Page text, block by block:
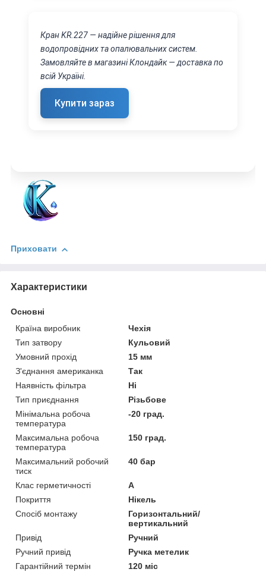
Кран KR.227 — надійне рішення для
водопровідних та опалювальних систем.
Замовляйте в магазині Клондайк — доставка по
всій Україні.
Купити зараз
Приховати
Характеристики
Основні
Країна виробник
Чехія
Тип затвору
Кульовий
Умовний прохід
15 мм
З'єднання американка
Так
Наявність фільтра
Ні
Тип приєднання
Різьбове
Мінімальна робоча
температура
-20 град.
Максимальна робоча
температура
150 град.
Максимальний робочий
тиск
40 бар
Клас герметичності
А
Покриття
Нікель
Спосіб монтажу
Горизонтальний/
вертикальний
Привід
Ручний
Ручний привід
Ручка метелик
Гарантійний термін
120 міс